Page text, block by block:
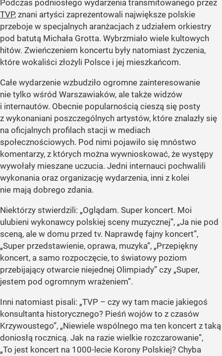
Podczas podniosłego wydarzenia transmitowanego przez
TVP, znani artyści zaprezentowali największe polskie
przeboje w specjalnych aranżacjach z udziałem orkiestry
pod batutą Michała Grotta. Wybrzmiało wiele kultowych
hitów. Zwieńczeniem koncertu były natomiast życzenia,
które wokaliści złożyli Polsce i jej mieszkańcom.
Całe wydarzenie wzbudziło ogromne zainteresowanie
nie tylko wśród Warszawiaków, ale także widzów
i internautów. Obecnie popularnością cieszą się posty
z wykonaniani poszczególnych artystów, które znalazły się
na oficjalnych profilach stacji w mediach
społecznościowych. Pod nimi pojawiło się mnóstwo
komentarzy, z których można wywnioskować, że występy
wywołały mieszane uczucia. Jedni internauci pochwalili
wykonania oraz organizację wydarzenia, inni z kolei
nie mają dobrego zdania.
Niektórzy stwierdzili: „Oglądam. Super koncert. Moi
ulubieni wykonawcy polskiej sceny muzycznej”, „Ja nie pod
sceną, ale w domu przed tv. Naprawdę fajny koncert”,
„Super przedstawienie, oprawa, muzyka”, „Przepiękny
koncert, a samo rozpoczęcie, to światowy poziom
przebijający otwarcie niejednej Olimpiady” czy „Super,
jestem pod ogromnym wrażeniem”.
Inni natomiast pisali: „TVP – czy wy tam macie jakiegoś
konsultanta historycznego? Pieśń wojów to z czasów
Krzywoustego”, „Niewiele wspólnego ma ten koncert z taką
doniosłą rocznicą. Jak na razie wielkie rozczarowanie”,
„To jest koncert na 1000-lecie Korony Polskiej? Chyba